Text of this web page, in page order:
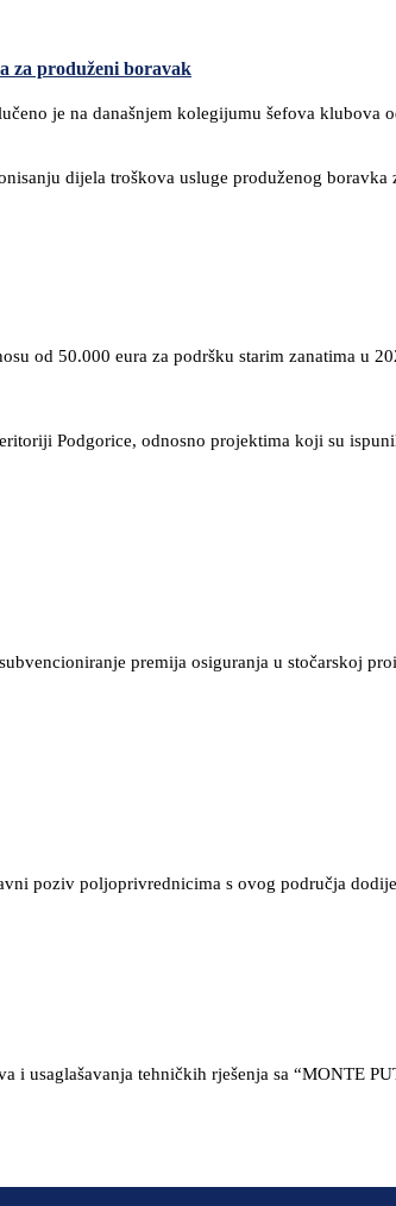
za produženi boravak
je na današnjem kolegijumu šefova klubova
dijela troškova usluge produženog
od 50.000 eura za podršku starim zanatima u
Podgorice, odnosno projektima koji su
premija osiguranja u stočarskoj
poziv poljoprivrednicima s ovog područja
usaglašavanja tehničkih rješenja sa “MONTE